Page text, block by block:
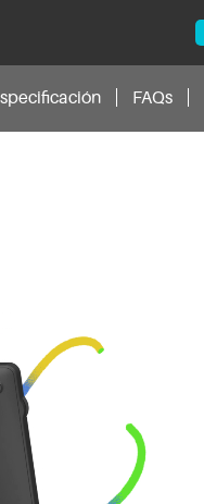
FAQs